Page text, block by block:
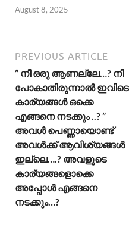
August 8, 2025
PREVIOUS ARTICLE
” നീ ഒരു ആണല്ലേ…? നീ
പോകാതിരുന്നാൽ ഇവിടെ
കാര്യങ്ങൾ ഒക്കെ
എങ്ങനെ നടക്കും ..? ”
അവൾ പെണ്ണായൊണ്ട്
അവൾക്ക് ആവിശ്യങ്ങൾ
ഇല്ലെ….? അവളുടെ
കാര്യങ്ങളൊക്കെ
അപ്പോൾ എങ്ങനെ
നടക്കും…?